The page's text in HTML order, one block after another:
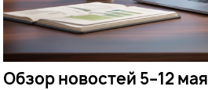
Обзор новостей 5–12 мая